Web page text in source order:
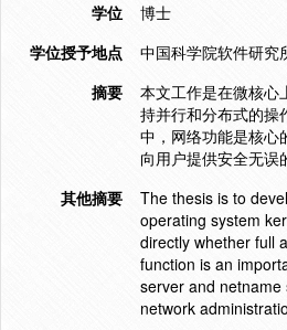
学位
博士
学位授予地点
中国科学院软件研究
摘要
本文工作是在微核
持并行和分布式的操
中，网络功能是核心
向用户提供安全无误
其他摘要
The thesis is to
operating system
directly whether full
function is an
server and
network